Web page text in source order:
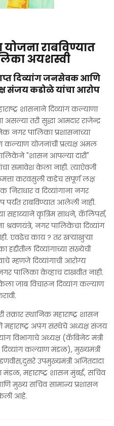
योजना राबविण्यात
अयशस्वी
दिव्यांग जनसेवक आणि
संजय कडोळे यांचा आरोप
शासनाने दिव्यांग कल्याणा
तरी सुद्धा आमदार राजेन्द्र
नगर पालिका प्रशासनाच्या
कल्याण योजनांची प्रत्यक्ष अंमल
"शासन आपल्या दारी"
समावेश केला नाही. त्याऐवजी
करवसुली कडेच संपूर्ण लक्ष
व दिव्यांगाना नगर
राबविण्यात आलेली नाही.
सहाय्याने कृत्रिम साधने, कॅलिपर्स,
नगर पालिकेचा दिव्यांग
एवढेच काय ? तर खर्‍याखुऱ्या
दिव्यांगाच्या संख्येची
म्हणजे दिव्यांगाची आरोग्य
पालिका केव्हाच दाखवीत नाही.
जाब विचारून दिव्यांग कल्याण
तक्रार स्थानिक महाराष्ट्र शासन
महाराष्ट्र अपंग संस्थेचे अध्यक्ष संजय
विभागाचे अध्यक्ष (कॅबिनेट मंत्री
दिव्यांग कल्याण मंडळ), मुख्यमंत्री
उपमुख्यमंत्री अजितदादा
मंडळ, महाराष्ट्र शासन मुंबई, सचिव
मुख्य सचिव सामान्य प्रशासन
आहे.